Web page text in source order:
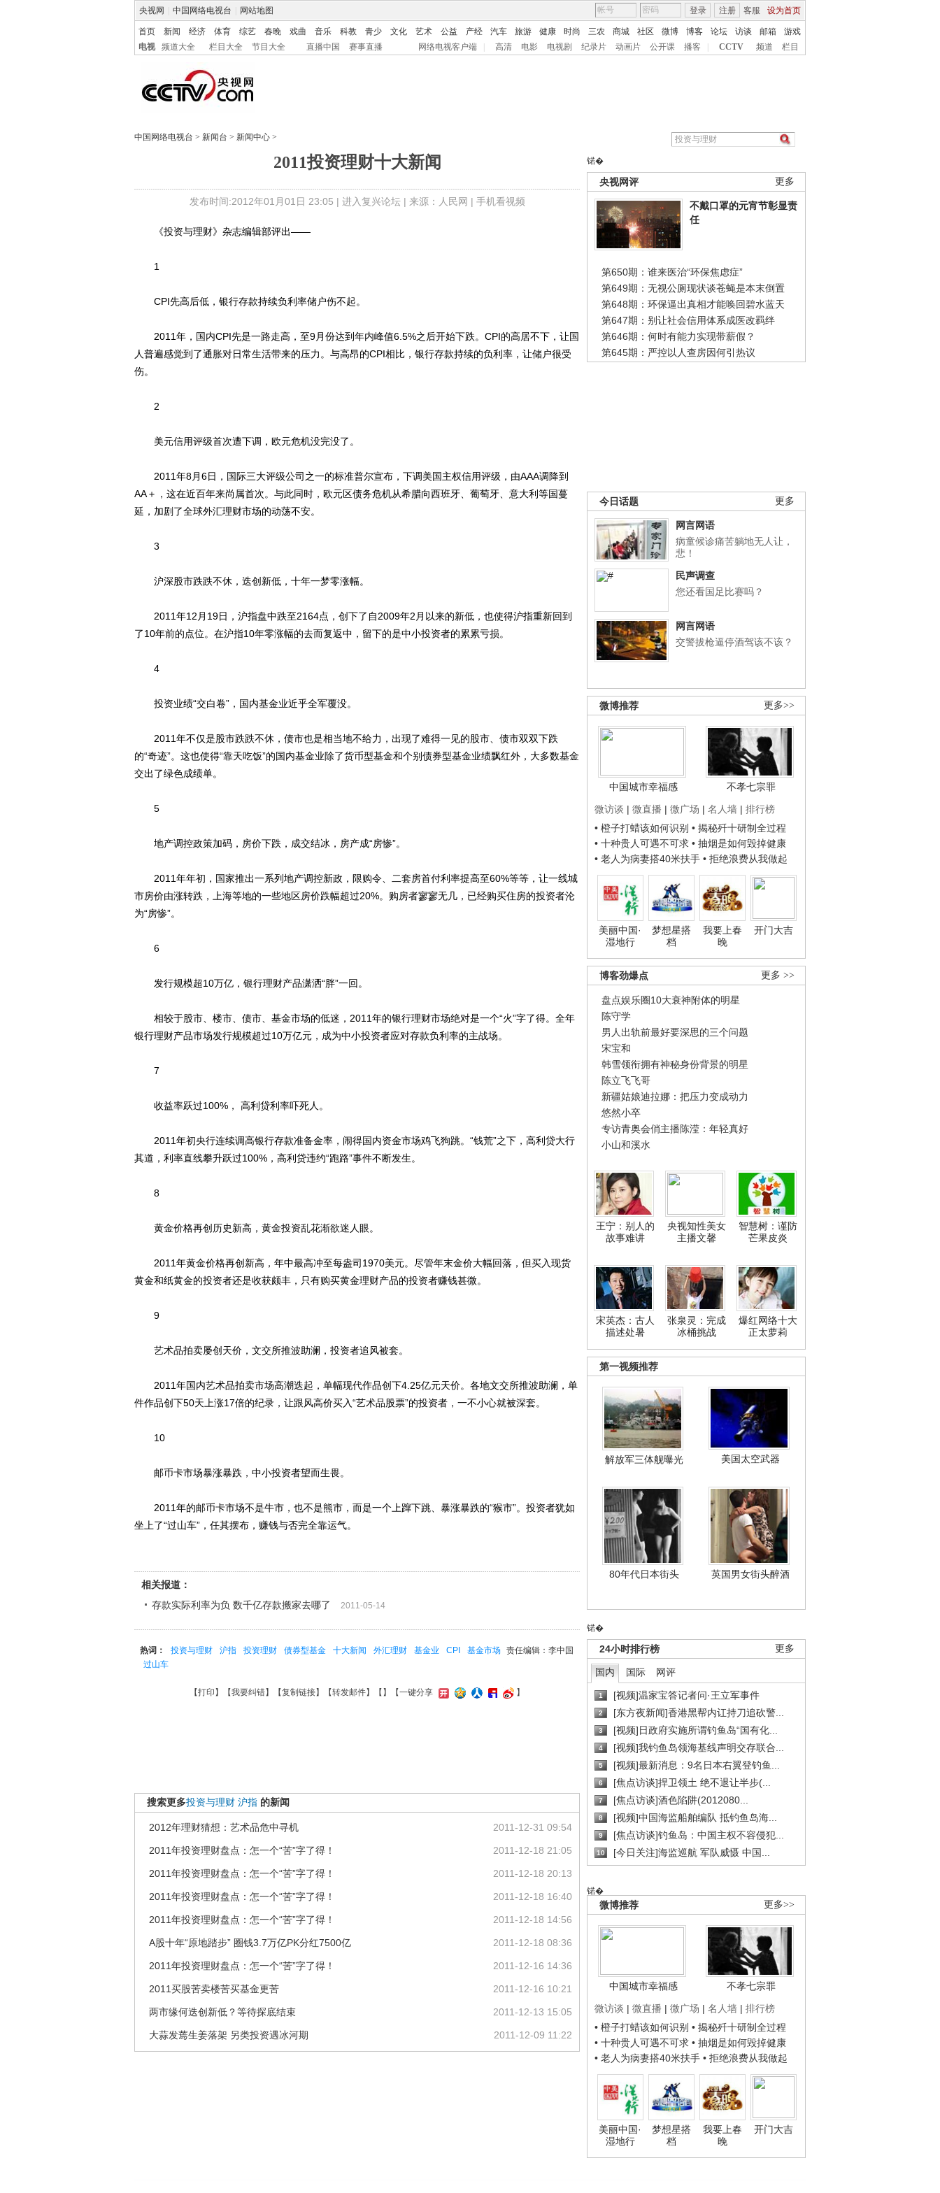
央视网 中国网络电视台 网站地图 客服 设为首页
登录 注册
首页 新闻 经济 体育 综艺 春晚 戏曲 音乐 科教 青少 文化 艺术 公益 产经 汽车 旅游 健康 时尚 三农 商城 社区 微博 博客 论坛 访谈 邮箱
游戏
电视
频道大全 栏目大全 节目大全 直播中国 赛事直播 网络电视客户端 高清 电影 电视剧 纪录片 动画片 公开课 播客 CCTV 频道 栏目
中国网络电视台 > 新闻台 > 新闻中心 >
2011投资理财十大新闻
发布时间:2012年01月01日 23:05 | 进入复兴论坛| 来源：人民网 | 手机看视频
锘�
更多
央视网评
不戴口罩的元宵节彰显责
任
第650期：谁来医治“环保焦虑症”
第649期：无视公厕现状谈苍蝇是本末倒置
第648期：环保逼出真相才能唤回碧水蓝天
第647期：别让社会信用体系成医改羁绊
第646期：何时有能力实现带薪假？
第645期：严控以人查房因何引热议
更多
今日话题
网言网语
病童候诊痛苦躺地无人让，
悲！
民声调查
您还看国足比赛吗？
网言网语
交警拔枪逼停酒驾该不该？
更多>>
微博推荐
中国城市幸福感
不孝七宗罪
微访谈 | 微直播 | 微广场 | 名人墙 | 排行榜
• 橙子打蜡该如何识别 • 揭秘歼十研制全过程
• 十种贵人可遇不可求 • 抽烟是如何毁掉健康
• 老人为病妻搭40米扶手 • 拒绝浪费从我做起
美丽中国·
湿地行
梦想星搭
档
我要上春
晚
开门大吉
更多 >>
博客劲爆点
盘点娱乐圈10大衰神附体的明星
陈守学
男人出轨前最好要深思的三个问题
宋宝和
韩雪领衔拥有神秘身份背景的明星
陈立飞飞哥
新疆姑娘迪拉娜：把压力变成动力
悠然小卒
专访青奥会俏主播陈滢：年轻真好
小山和溪水
王宁：别人的
故事难讲
央视知性美女
主播文馨
智慧树：谨防
芒果皮炎
宋英杰：古人
描述处暑
张泉灵：完成
冰桶挑战
爆红网络十大
正太萝莉
第一视频推荐
解放军三体舰曝光 美国太空武器
80年代日本街头 英国男女街头醉酒
锘�
更多
24小时排行榜
国内 国际 网评
1 [视频]温家宝答记者问·王立军事件
2 [东方夜新闻]香港黑帮内讧持刀追砍警...
3 [视频]日政府实施所谓钓鱼岛“国有化...
4 [视频]我钓鱼岛领海基线声明交存联合...
5 [视频]最新消息：9名日本右翼登钓鱼...
6 [焦点访谈]捍卫领土 绝不退让半步(...
7 [焦点访谈]酒色陷阱(2012080...
8 [视频]中国海监船舶编队 抵钓鱼岛海...
9 [焦点访谈]钓鱼岛：中国主权不容侵犯...
10 [今日关注]海监巡航 军队威慑 中国...
锘�
更多>>
微博推荐
中国城市幸福感
不孝七宗罪
微访谈 | 微直播 | 微广场 | 名人墙 | 排行榜
• 橙子打蜡该如何识别 • 揭秘歼十研制全过程
• 十种贵人可遇不可求 • 抽烟是如何毁掉健康
• 老人为病妻搭40米扶手 • 拒绝浪费从我做起
美丽中国·
湿地行
梦想星搭
档
我要上春
晚
开门大吉
《投资与理财》杂志编辑部评出――
1
CPI先高后低，银行存款持续负利率储户伤不起。
2011年，国内CPI先是一路走高，至9月份达到年内峰值6.5%之后开始下跌。CPI的高居不下，让国
人普遍感觉到了通胀对日常生活带来的压力。与高昂的CPI相比，银行存款持续的负利率，让储户很受
伤。
2
美元信用评级首次遭下调，欧元危机没完没了。
2011年8月6日，国际三大评级公司之一的标准普尔宣布，下调美国主权信用评级，由AAA调降到
AA＋，这在近百年来尚属首次。与此同时，欧元区债务危机从希腊向西班牙、葡萄牙、意大利等国蔓
延，加剧了全球外汇理财市场的动荡不安。
3
沪深股市跌跌不休，迭创新低，十年一梦零涨幅。
2011年12月19日，沪指盘中跌至2164点，创下了自2009年2月以来的新低，也使得沪指重新回到
了10年前的点位。在沪指10年零涨幅的去而复返中，留下的是中小投资者的累累亏损。
4
投资业绩“交白卷”，国内基金业近乎全军覆没。
2011年不仅是股市跌跌不休，债市也是相当地不给力，出现了难得一见的股市、债市双双下跌
的“奇迹”。这也使得“靠天吃饭”的国内基金业除了货币型基金和个别债券型基金业绩飘红外，大多数基金
交出了绿色成绩单。
5
地产调控政策加码，房价下跌，成交结冰，房产成“房惨”。
2011年年初，国家推出一系列地产调控新政，限购令、二套房首付利率提高至60%等等，让一线城
市房价由涨转跌，上海等地的一些地区房价跌幅超过20%。购房者寥寥无几，已经购买住房的投资者沦
为“房惨”。
6
发行规模超10万亿，银行理财产品潇洒“胖”一回。
相较于股市、楼市、债市、基金市场的低迷，2011年的银行理财市场绝对是一个“火”字了得。全年
银行理财产品市场发行规模超过10万亿元，成为中小投资者应对存款负利率的主战场。
7
收益率跃过100%， 高利贷利率吓死人。
2011年初央行连续调高银行存款准备金率，闹得国内资金市场鸡飞狗跳。“钱荒”之下，高利贷大行
其道，利率直线攀升跃过100%，高利贷违约“跑路”事件不断发生。
8
黄金价格再创历史新高，黄金投资乱花渐欲迷人眼。
2011年黄金价格再创新高，年中最高冲至每盎司1970美元。尽管年末金价大幅回落，但买入现货
黄金和纸黄金的投资者还是收获颇丰，只有购买黄金理财产品的投资者赚钱甚微。
9
艺术品拍卖屡创天价，文交所推波助澜，投资者追风被套。
2011年国内艺术品拍卖市场高潮迭起，单幅现代作品创下4.25亿元天价。各地文交所推波助澜，单
件作品创下50天上涨17倍的纪录，让跟风高价买入“艺术品股票”的投资者，一不小心就被深套。
10
邮币卡市场暴涨暴跌，中小投资者望而生畏。
2011年的邮币卡市场不是牛市，也不是熊市，而是一个上蹿下跳、暴涨暴跌的“猴市”。投资者犹如
坐上了“过山车”，任其摆布，赚钱与否完全靠运气。
相关报道：
存款实际利率为负 数千亿存款搬家去哪了
2011-05-14
责任编辑：李中国
热词： 投资与理财 沪指 投资理财 债券型基金 十大新闻 外汇理财 基金业 CPI
基金市场
过山车
【打印 】【我要纠错】【复制链接】【转发邮件】【 】 【一键分享 】
搜索更多投资与理财 沪指 的新闻
2011-12-31 09:54
2012年理财猜想：艺术品危中寻机
2011-12-18 21:05
2011年投资理财盘点：怎一个“苦”字了得！
2011-12-18 20:13
2011年投资理财盘点：怎一个“苦”字了得！
2011-12-18 16:40
2011年投资理财盘点：怎一个“苦”字了得！
2011-12-18 14:56
2011年投资理财盘点：怎一个“苦”字了得！
2011-12-18 08:36
A股十年“原地踏步” 圈钱3.7万亿PK分红7500亿
2011-12-16 14:36
2011年投资理财盘点：怎一个“苦”字了得！
2011-12-16 10:21
2011买股苦卖楼苦买基金更苦
2011-12-13 15:05
两市缘何迭创新低？等待探底结束
2011-12-09 11:22
大蒜发蔫生姜落架 另类投资遇冰河期